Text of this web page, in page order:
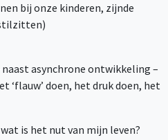
bij onze kinderen, zijnde
asynchrone ontwikkeling –
doen, het druk doen, het
is het nut van mijn leven?